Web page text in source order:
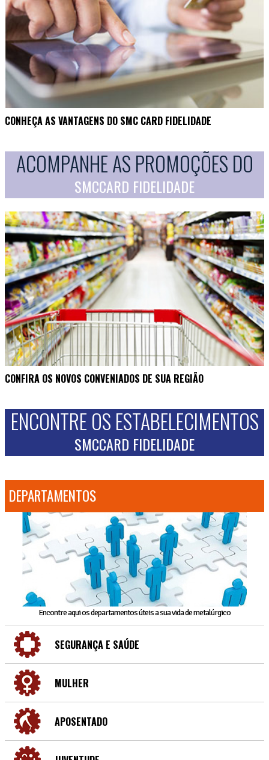
CONHEÇA AS VANTAGENS DO SMC CARD FIDELIDADE
ACOMPANHE AS PROMOÇÕES DO
SMCCARD FIDELIDADE
CONFIRA OS NOVOS CONVENIADOS DE SUA REGIÃO
ENCONTRE OS ESTABELECIMENTOS
SMCCARD FIDELIDADE
DEPARTAMENTOS
Encontre aqui os departamentos úteis a sua vida de metalúrgico
SEGURANÇA E SAÚDE
MULHER
APOSENTADO